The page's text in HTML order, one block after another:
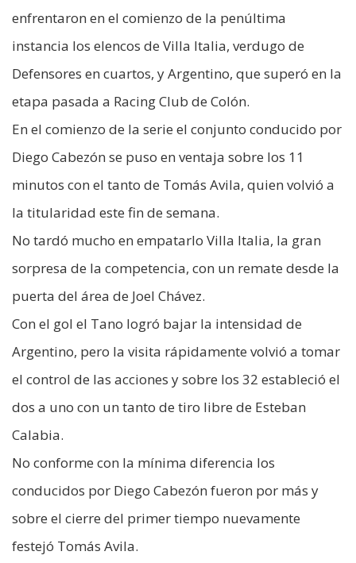
enfrentaron en el comienzo de la penúltima
instancia los elencos de Villa Italia, verdugo de
Defensores en cuartos, y Argentino, que superó en la
etapa pasada a Racing Club de Colón.
En el comienzo de la serie el conjunto conducido por
Diego Cabezón se puso en ventaja sobre los 11
minutos con el tanto de Tomás Avila, quien volvió a
la titularidad este fin de semana.
No tardó mucho en empatarlo Villa Italia, la gran
sorpresa de la competencia, con un remate desde la
puerta del área de Joel Chávez.
Con el gol el Tano logró bajar la intensidad de
Argentino, pero la visita rápidamente volvió a tomar
el control de las acciones y sobre los 32 estableció el
dos a uno con un tanto de tiro libre de Esteban
Calabia.
No conforme con la mínima diferencia los
conducidos por Diego Cabezón fueron por más y
sobre el cierre del primer tiempo nuevamente
festejó Tomás Avila.